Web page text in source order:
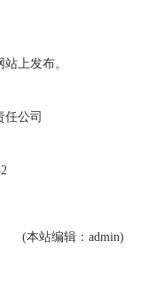
上发布。
任公司
(本站编辑：admin)